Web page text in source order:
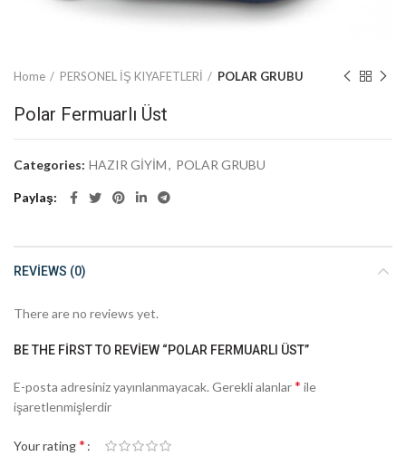
Home PERSONEL İŞ KIYAFETLERİ POLAR GRUBU
Polar Fermuarlı Üst
Categories: HAZIR GİYİM, POLAR GRUBU
Paylaş
REVIEWS (0)
There are no reviews yet.
BE THE FIRST TO REVIEW “POLAR FERMUARLI ÜST”
E-posta adresiniz yayınlanmayacak. Gerekli alanlar* ile
işaretlenmişlerdir
Your rating*